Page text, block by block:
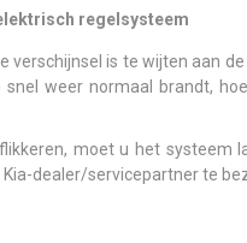
regelsysteem
verschijnsel is te wijten aan
weer normaal brandt,
moet u het systeem
dealer/servicepartner te